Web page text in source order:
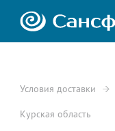
Условия доставки
Курская область